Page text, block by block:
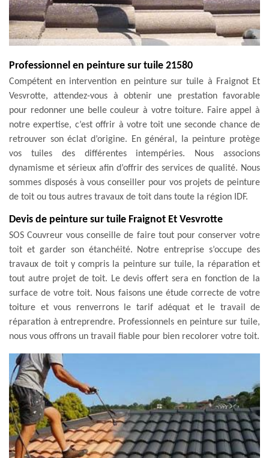
Professionnel en peinture sur tuile 21580
Compétent en intervention en peinture sur tuile à Fraignot Et
Vesvrotte, attendez-vous à obtenir une prestation favorable
pour redonner une belle couleur à votre toiture. Faire appel à
notre expertise, c’est offrir à votre toit une seconde chance de
retrouver son éclat d’origine. En général, la peinture protège
vos tuiles des différentes intempéries. Nous associons
dynamisme et sérieux afin d’offrir des services de qualité. Nous
sommes disposés à vous conseiller pour vos projets de peinture
de toit ou tous autres travaux de toit dans toute la région IDF.
Devis de peinture sur tuile Fraignot Et Vesvrotte
SOS Couvreur vous conseille de faire tout pour conserver votre
toit et garder son étanchéité. Notre entreprise s’occupe des
travaux de toit y compris la peinture sur tuile, la réparation et
tout autre projet de toit. Le devis offert sera en fonction de la
surface de votre toit. Nous faisons une étude correcte de votre
toiture et vous renverrons le tarif adéquat et le travail de
réparation à entreprendre. Professionnels en peinture sur tuile,
nous vous offrons un travail fiable pour bien recolorer votre toit.